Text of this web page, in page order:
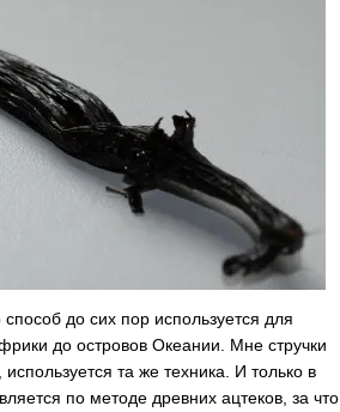
до сих пор используется для
до островов Океании. Мне стручки
та же техника. И только в
по методе древних ацтеков, за что